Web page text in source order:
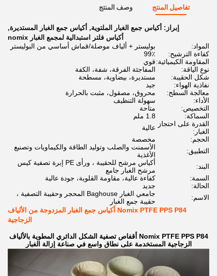
تفاصيل المنتج وصف المنتج
إبراز: أكياس جمع الغبار الملتوية, أكياس جمع الغبار المستديرة,
أكياس فلتر استبدالية لمجمع الغبار nomix
المواد:
بوليستر + ألياف موصلة/قماش أساسي من البوليستر
كفاءة الترشيح:
99٪
المقاومة الكيميائية:قوي
نوع الياقة:
المفاجئة الفرقة، شفة، الكفة
شكل الحقيبة:
مستديرة، بيضاوية، مسطحة
نفاذية الهواء:
جيد
معالجة السطح:
محروق، مصقول، مثبت بالحرارة
الأداء:
سهولة التنظيف
التخصيص:
متاحة
السماكة:
1.8 ملم
القدرة على احتجاز
الغبار:
عالية
الحجم:
مخصصة
التطبيق:
الأسمنت والصلب وتوليد الطاقة والكيماويات وتصنيع
الأغذية
البند:
أكياس مرشح للحقيبة ، ورأى PE إبرة تصفية كيس
مرشح الغبار جامع
السمة:
كفاءة عالية، مقاومة القلوية، جودة عالية
الحالة:
جديد
الاسم:
جامعي الغبار Baghouse المحجر وحقيبة التصفية ،
حقيبة جمع الغبار
Nomix PTFE PPS P84 أكياس جمع الغبار المزدوجة من الألياف
الزجاجية
Nomix PTFE PPS P84 أقفاص تصفية الشكل الدائري المطوية بالألياف
الزجاجية المستخدمة على نطاق واسع في صناعة إزالة الغبار